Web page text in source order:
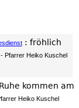
: fröhlich
Pfarrer Heiko Kuschel
kommen am
Heiko Kuschel